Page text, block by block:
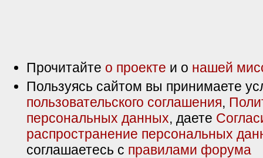
Прочитайте о проекте и о нашей
Пользуясь сайтом вы принимаете
пользовательского соглашения,
персональных данных, даете
распространение персональных
соглашаетесь с правилами форума